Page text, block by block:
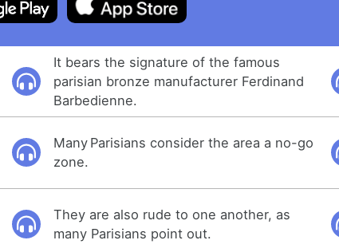
It bears the signature of the famous
parisian bronze manufacturer Ferdinand
Barbedienne.
Many Parisians consider the area a no-go
zone.
They are also rude to one another, as
many Parisians point out.